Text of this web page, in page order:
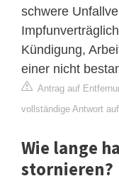
schwere
Kündigung,
einer nicht
Antrag auf
vollständige Antwort
Wie lange
stornieren?